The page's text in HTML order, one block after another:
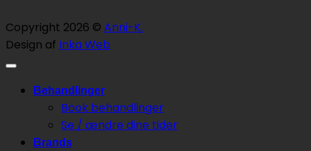
Copyright 2026 © Anni-K.
Design af Inka Web
Behandlinger
Book behandlinger
Se / ændre dine tider
Brands